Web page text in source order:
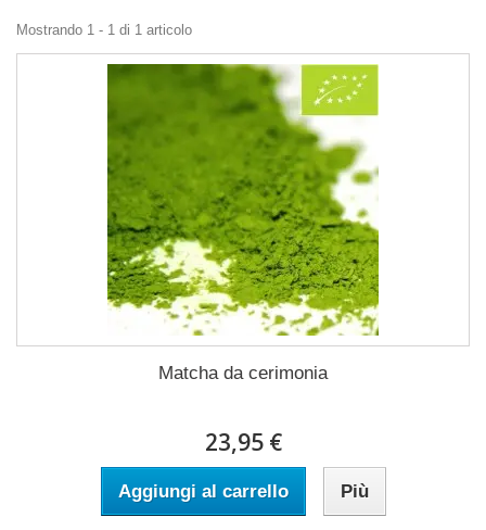
Mostrando 1 - 1 di 1 articolo
Matcha da cerimonia
23,95 €
Aggiungi al carrello Più